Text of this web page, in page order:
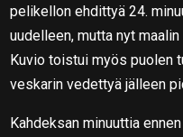
pelikellon ehdittyä 24.
uudelleen, mutta nyt
Kuvio toistui myös puolen
veskarin vedettyä jälleen
Kahdeksan minuuttia